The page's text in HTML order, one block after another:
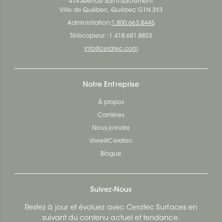
414 Avenue Saint-Sacrement
Ville de Québec, Québec G1N 3Y3
Administration: 1.800.663.8445
Télécopieur : 1.418.681.8853
info@ceratec.com
Notre Entreprise
À propos
Carrières
Nous joindre
Vivre@Ceratec
Blogue
Suivez-Nous
Restez à jour et évoluez avec Ceratec Surfaces en
suivant du contenu actuel et tendance.